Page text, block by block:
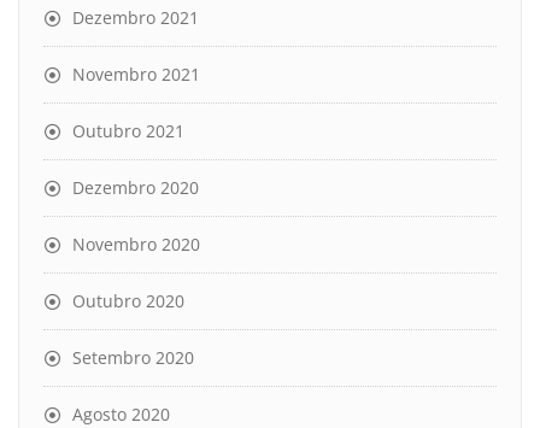
Dezembro 2021
Novembro 2021
Outubro 2021
Dezembro 2020
Novembro 2020
Outubro 2020
Setembro 2020
Agosto 2020